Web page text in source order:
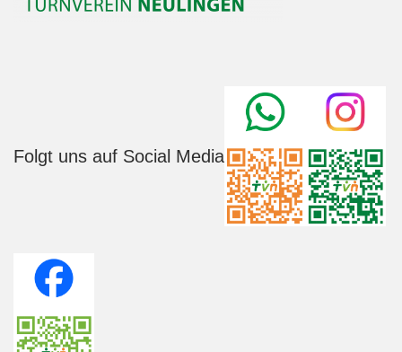
Folgt uns auf Social Media